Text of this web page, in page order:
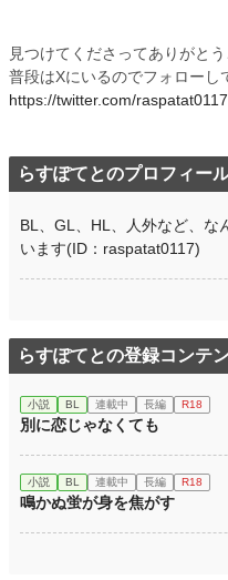
見つけてくださってありがとう
普段はXにいるのでフォローし
https://twitter.com/raspatat0117
らすぽてとのプロフィー
BL、GL、HL、人外など、な
います(ID：raspatat0117)
らすぽてとの登録コンテ
小説 BL 連載中 長編 R18
別に恋じゃなくても
小説 BL 連載中 長編 R18
鳴かぬ蛍が身を焦がす